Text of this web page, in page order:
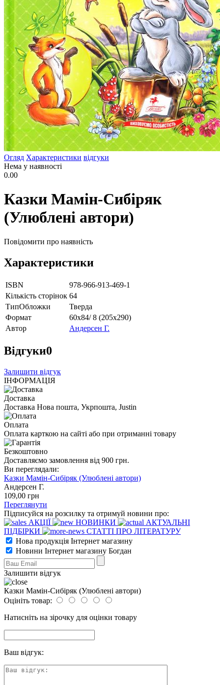
Огляд Характеристики відгуки
Нема у наявності
0.00
Казки Мамін-Сибіряк
(Улюблені автори)
Повідомити про наявність
Характеристики
ISBN
978-966-913-469-1
Кількість сторінок 64
ТипОбложки
Тверда
Формат
60х84/ 8 (205х290)
Автор
Андерсен Г.
Відгуки0
Залишити відгук
ІНФОРМАЦІЯ
Доставка
Доставка Нова пошта, Укрпошта, Justin
Оплата
Оплата карткою на сайті або при отриманні товару
Безкоштовно
Доставляємо замовлення від 900 грн.
Ви переглядали:
Казки Мамін-Сибіряк (Улюблені автори)
Андерсен Г.
109,00 грн
Переглянути
Підписуйся на розсилку та отримуй новини про:
АКЦІЇ
НОВИНКИ
АКТУАЛЬНІ
ПІДБІРКИ
СТАТТІ ПРО ЛІТЕРАТУРУ
Нова продукція Інтернет магазину
Новини Інтернет магазину Богдан
Залишити відгук
Казки Мамін-Сибіряк (Улюблені автори)
Оцініть товар:
Натисніть на зірочку для оцінки товару
Ваш відгук: